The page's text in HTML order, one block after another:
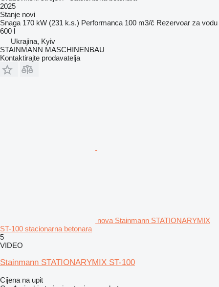
2025
Stanje novi
Snaga 170 kW (231 k.s.) Performanca 100 m3/č Rezervoar za vodu
600 l
Ukrajina, Kyiv
STAINMANN MASCHINENBAU
Kontaktirajte prodavatelja
nova Stainmann STATIONARYMIX
ST-100 stacionarna betonara
5
VIDEO
Stainmann STATIONARYMIX ST-100
Cijena na upit